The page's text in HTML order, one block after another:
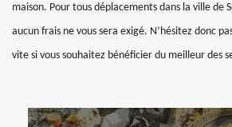
maison. Pour tous déplacements dans la ville de
aucun frais ne vous sera exigé. N’hésitez donc
vite si vous souhaitez bénéficier du meilleur des